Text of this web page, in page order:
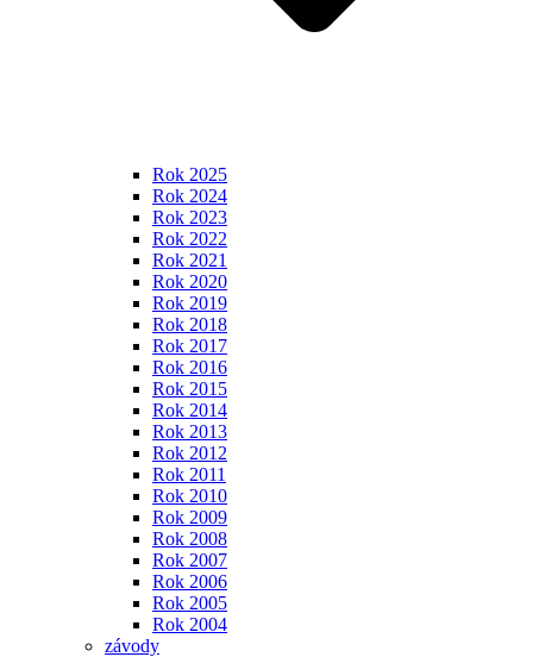
Rok 2025
Rok 2024
Rok 2023
Rok 2022
Rok 2021
Rok 2020
Rok 2019
Rok 2018
Rok 2017
Rok 2016
Rok 2015
Rok 2014
Rok 2013
Rok 2012
Rok 2011
Rok 2010
Rok 2009
Rok 2008
Rok 2007
Rok 2006
Rok 2005
Rok 2004
závody